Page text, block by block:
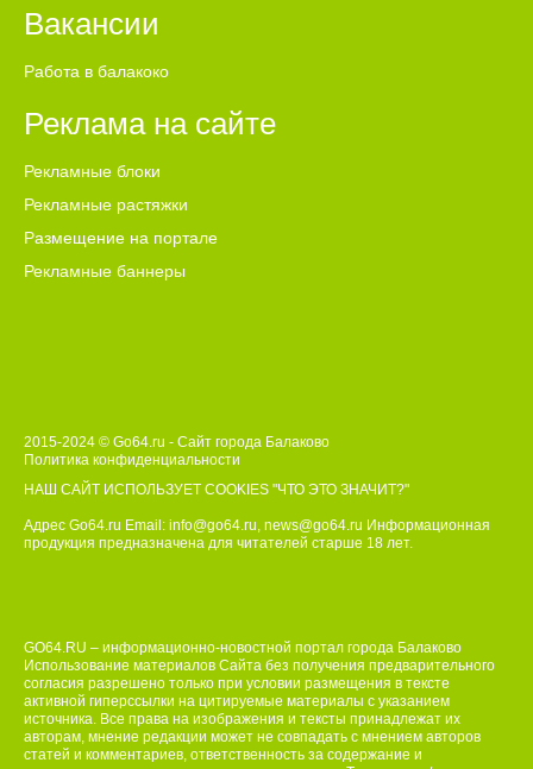
Вакансии
Работа в балакоко
Реклама на сайте
Рекламные блоки
Рекламные растяжки
Размещение на портале
Рекламные баннеры
2015-2024 © Go64.ru - Сайт города Балаково
Политика конфиденциальности
НАШ САЙТ ИСПОЛЬЗУЕТ COOKIES "ЧТО ЭТО ЗНАЧИТ?"
Адрес Go64.ru Email: info@go64.ru, news@go64.ru Информационная
продукция предназначена для читателей старше 18 лет.
GO64.RU – информационно-новостной портал города Балаково
Использование материалов Сайта без получения предварительного
согласия разрешено только при условии размещения в тексте
активной гиперссылки на цитируемые материалы с указанием
источника. Все права на изображения и тексты принадлежат их
авторам, мнение редакции может не совпадать с мнением авторов
статей и комментариев, ответственность за содержание и